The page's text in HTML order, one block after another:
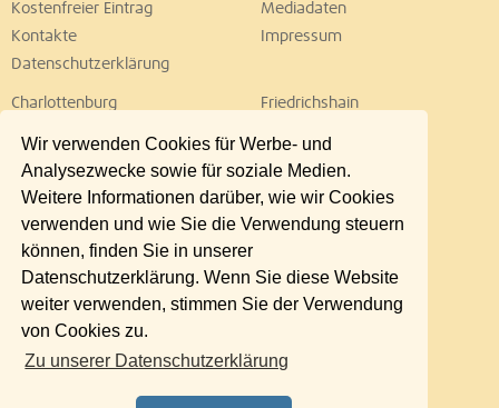
Wir verwenden Cookies für Werbe- und
Analysezwecke sowie für soziale Medien.
Weitere Informationen darüber, wie wir Cookies
verwenden und wie Sie die Verwendung steuern
können, finden Sie in unserer
Datenschutzerklärung. Wenn Sie diese Website
weiter verwenden, stimmen Sie der Verwendung
von Cookies zu.
Zu unserer Datenschutzerklärung
Kostenfreier Eintrag
Mediadaten
Kontakte
Impressum
Datenschutzerklärung
Charlottenburg
Friedrichshain
Lichtenberg
Marzahn
Neukölln
Pankow
Reinickendorf
Schöneberg
Spandau
Steglitz
Tempelhof
Treptow
Umland Ost